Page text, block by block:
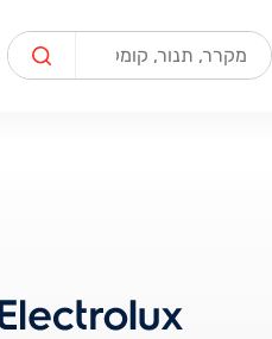
Search